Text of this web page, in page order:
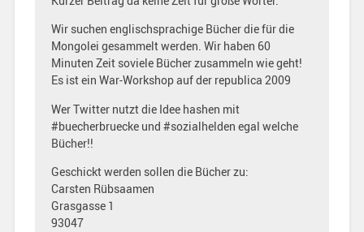
Wir suchen englischsprachige Bücher die für die
Mongolei gesammelt werden. Wir haben 60
Minuten Zeit soviele Bücher zusammeln wie geht!
Es ist ein War-Workshop auf der republica 2009
Wer Twitter nutzt die Idee hashen mit
#buecherbruecke und #sozialhelden egal welche
Bücher!!
Geschickt werden sollen die Bücher zu:
Carsten Rübsaamen
Grasgasse 1
93047